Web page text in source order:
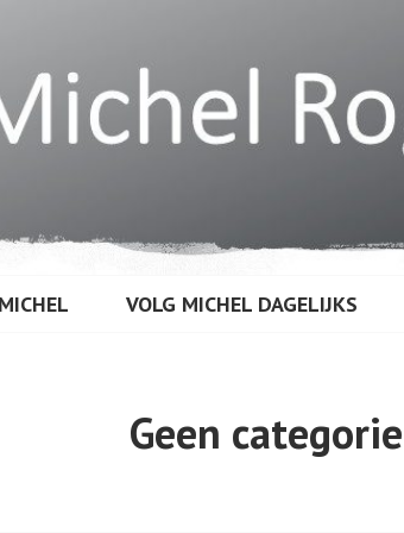
VOLG MICHEL DAGELIJKS
Geen categorie